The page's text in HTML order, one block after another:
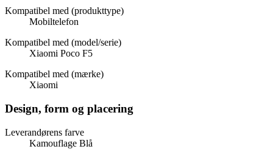
Kompatibel med (produkttype)
Mobiltelefon
Kompatibel med (model/serie)
Xiaomi Poco F5
Kompatibel med (mærke)
Xiaomi
Design, form og placering
Leverandørens farve
Kamouflage Blå